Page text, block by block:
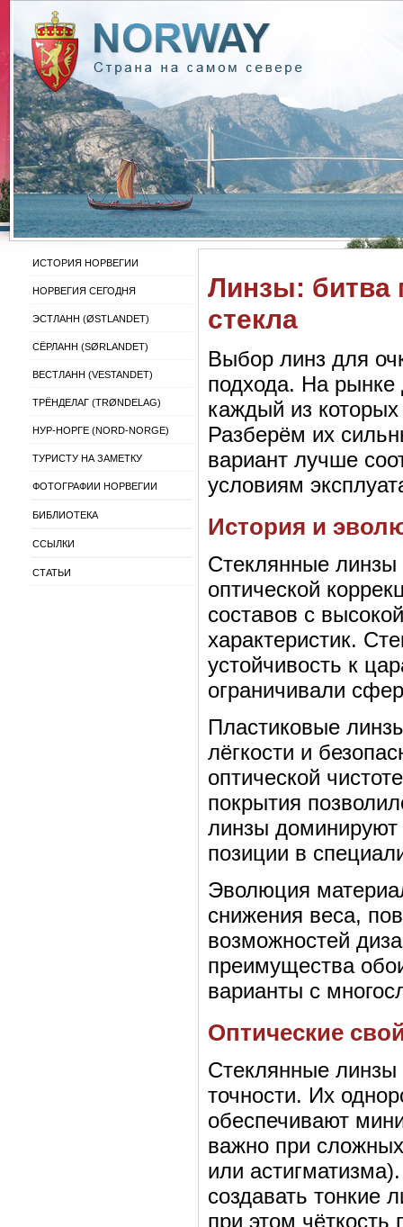
ИСТОРИЯ НОРВЕГИИ
НОРВЕГИЯ СЕГОДНЯ
ЭСТЛАНН (ØSTLANDET)
СЁРЛАНН (SØRLANDET)
ВЕСТЛАНН (VESTANDET)
ТРЁНДЕЛАГ (TRØNDELAG)
НУР-НОРГЕ (NORD-NORGE)
ТУРИСТУ НА ЗАМЕТКУ
ФОТОГРАФИИ НОРВЕГИИ
БИБЛИОТЕКА
ССЫЛКИ
СТАТЬИ
Линзы: битва
стекла
Выбор линз для
подхода. На рынке
каждый из
Разберём их
вариант лучше
условиям
История и
Стеклянные линзы
оптической
составов с
характеристик.
устойчивость к
ограничивали
Пластиковые
лёгкости и
оптической
покрытия
линзы доминируют
позиции в
Эволюция
снижения веса,
возможностей
преимущества
варианты с
Оптические
Стеклянные линзы
точности. Их
обеспечивают
важно при
или
создавать тонкие
при этом чёткость